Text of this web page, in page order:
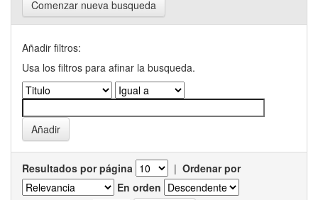
Comenzar nueva busqueda
Añadir filtros:
Usa los filtros para afinar la busqueda.
Resultados por página | Ordenar por
En orden